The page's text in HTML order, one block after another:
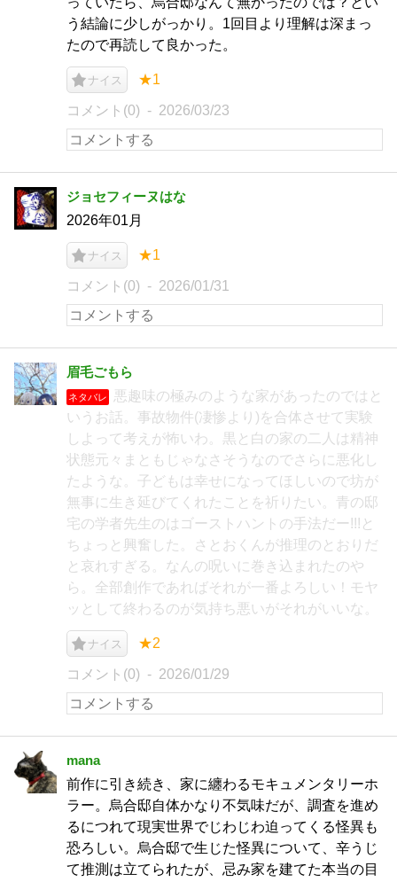
う結論に少しがっかり。1回目より理解は深まっ
たので再読して良かった。
ナイス ★1
コメント(0) 2026/03/23
ジョセフィーヌはな
2026年01月
ナイス ★1
コメント(0) 2026/01/31
眉毛ごもら
ネタバレ
悪趣味の極みのような家があったのではと
いうお話。事故物件(凄惨より)を合体させて実験
しよって考えが怖いわ。黒と白の家の二人は精神
状態元々まともじゃなさそうなのでさらに悪化し
たような。子どもは幸せになってほしいので坊が
無事に生き延びてくれたことを祈りたい。青の邸
宅の学者先生のはゴーストハントの手法だー!!!と
ちょっと興奮した。さとおくんが推理のとおりだ
と哀れすぎる。なんの呪いに巻き込まれたのや
ら。全部創作であればそれが一番よろしい！モヤ
ッとして終わるのが気持ち悪いがそれがいいな。
ナイス ★2
コメント(0) 2026/01/29
mana
前作に引き続き、家に纏わるモキュメンタリーホ
ラー。烏合邸自体かなり不気味だが、調査を進め
るにつれて現実世界でじわじわ迫ってくる怪異も
恐ろしい。烏合邸で生じた怪異について、辛うじ
て推測は立てられたが、忌み家を建てた本当の目